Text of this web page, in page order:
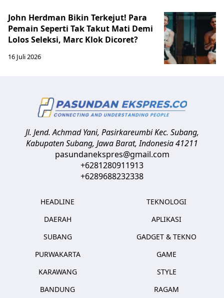
John Herdman Bikin Terkejut! Para
Pemain Seperti Tak Takut Mati Demi
Lolos Seleksi, Marc Klok Dicoret?
16 Juli 2026
Jl. Jend. Achmad Yani, Pasirkareumbi Kec. Subang,
Kabupaten Subang, Jawa Barat,Indonesia41211
pasundanekspres@gmail.com
+6281280911913
+6289688232338
HEADLINE
DAERAH
SUBANG
PURWAKARTA
KARAWANG
BANDUNG
TEKNOLOGI
APLIKASI
GADGET & TEKNO
GAME
STYLE
RAGAM